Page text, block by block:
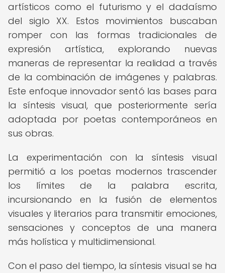
artísticos como el futurismo y el dadaísmo
del siglo XX. Estos movimientos buscaban
romper con las formas tradicionales de
expresión artística, explorando nuevas
maneras de representar la realidad a través
de la combinación de imágenes y palabras.
Este enfoque innovador sentó las bases para
la síntesis visual, que posteriormente sería
adoptada por poetas contemporáneos en
sus obras.
La experimentación con la síntesis visual
permitió a los poetas modernos trascender
los límites de la palabra escrita,
incursionando en la fusión de elementos
visuales y literarios para transmitir emociones,
sensaciones y conceptos de una manera
más holística y multidimensional.
Con el paso del tiempo, la síntesis visual se ha